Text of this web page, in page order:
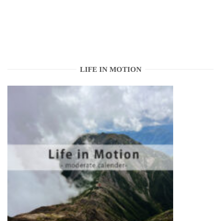
LIFE IN MOTION